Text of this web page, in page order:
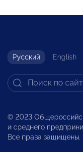
Русский English
© 2023
и среднего
Все права защищены.